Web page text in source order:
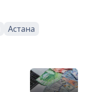
Астана